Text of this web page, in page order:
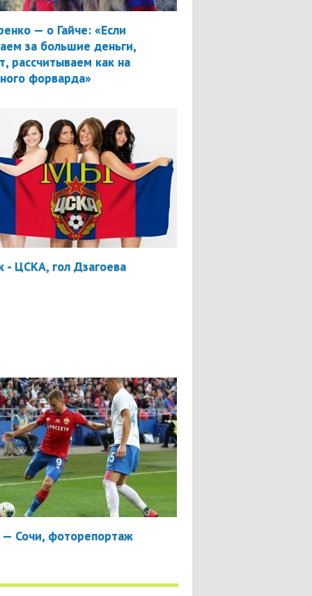
— о Гайче: «Если
за большие деньги,
рассчитываем как на
форварда»
- ЦСКА, гол Дзагоева
Сочи, фоторепортаж